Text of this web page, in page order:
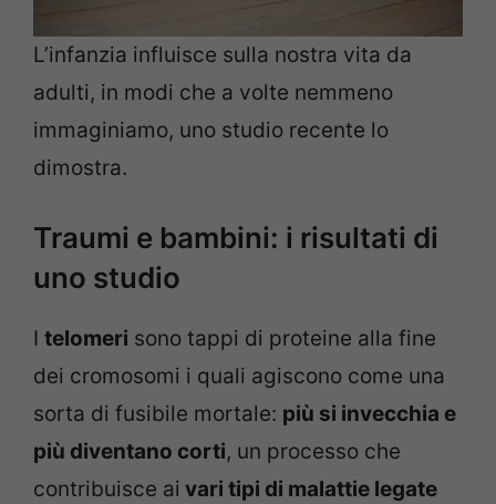
L’infanzia influisce sulla nostra vita da
adulti, in modi che a volte nemmeno
immaginiamo, uno studio recente lo
dimostra.
Traumi e bambini: i risultati di
uno studio
I telomeri sono tappi di proteine alla fine
dei cromosomi i quali agiscono come una
sorta di fusibile mortale: più si invecchia e
più diventano corti, un processo che
contribuisce ai vari tipi di malattie legate